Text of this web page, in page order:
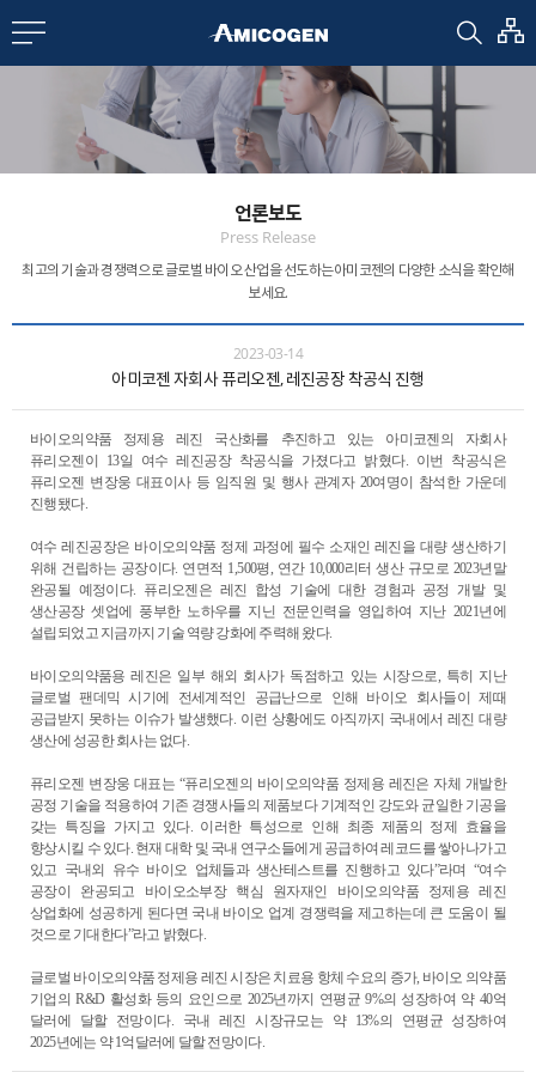
us
언론보도
Press Release
최고의 기술과 경쟁력으로 글로벌 바이오 산업을 선도하는아미코젠의 다양한 소식을 확인해
보세요.
2023-03-14
아미코젠 자회사 퓨리오젠, 레진공장 착공식 진행
바이오의약품 정제용 레진 국산화를 추진하고 있는 아미코젠의 자회사
퓨리오젠이 13일 여수 레진공장 착공식을 가졌다고 밝혔다. 이번 착공식은
퓨리오젠 변장웅 대표이사 등 임직원 및 행사 관계자 20여명이 참석한 가운데
진행됐다.
여수 레진공장은 바이오의약품 정제 과정에 필수 소재인 레진을 대량 생산하기
위해 건립하는 공장이다. 연면적 1,500평, 연간 10,000리터 생산 규모로 2023년말
완공될 예정이다. 퓨리오젠은 레진 합성 기술에 대한 경험과 공정 개발 및
생산공장 셋업에 풍부한 노하우를 지닌 전문인력을 영입하여 지난 2021년에
설립되었고 지금까지 기술 역량 강화에 주력해 왔다.
바이오의약품용 레진은 일부 해외 회사가 독점하고 있는 시장으로, 특히 지난
글로벌 팬데믹 시기에 전세계적인 공급난으로 인해 바이오 회사들이 제때
공급받지 못하는 이슈가 발생했다. 이런 상황에도 아직까지 국내에서 레진 대량
생산에 성공한 회사는 없다.
퓨리오젠 변장웅 대표는 “퓨리오젠의 바이오의약품 정제용 레진은 자체 개발한
공정 기술을 적용하여 기존 경쟁사들의 제품보다 기계적인 강도와 균일한 기공을
갖는 특징을 가지고 있다. 이러한 특성으로 인해 최종 제품의 정제 효율을
향상시킬 수 있다. 현재 대학 및 국내 연구소들에게 공급하여 레코드를 쌓아나가고
있고 국내외 유수 바이오 업체들과 생산테스트를 진행하고 있다”라며 “여수
공장이 완공되고 바이오소부장 핵심 원자재인 바이오의약품 정제용 레진
상업화에 성공하게 된다면 국내 바이오 업계 경쟁력을 제고하는데 큰 도움이 될
것으로 기대한다”라고 밝혔다.
글로벌 바이오의약품 정제용 레진 시장은 치료용 항체 수요의 증가, 바이오 의약품
기업의 R&D 활성화 등의 요인으로 2025년까지 연평균9%의 성장하여 약40억
달러에 달할 전망이다. 국내 레진 시장규모는 약 13%의 연평균 성장하여
2025년에는 약1억달러에 달할 전망이다.